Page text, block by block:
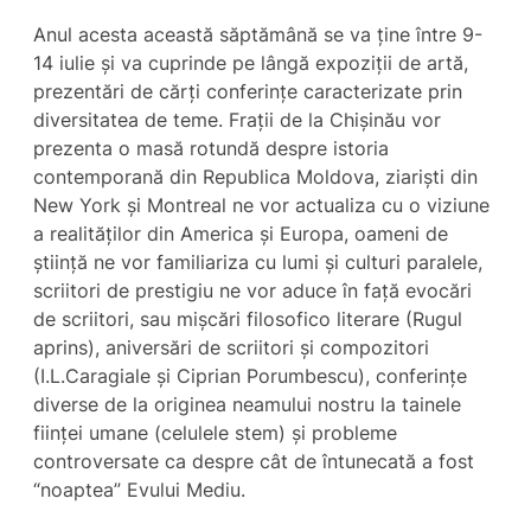
Anul acesta această săptămână se va ține între 9-
14 iulie și va cuprinde pe lângă expoziții de artă,
prezentări de cărți conferințe caracterizate prin
diversitatea de teme. Frații de la Chișinău vor
prezenta o masă rotundă despre istoria
contemporană din Republica Moldova, ziariști din
New York și Montreal ne vor actualiza cu o viziune
a realităților din America și Europa, oameni de
știință ne vor familiariza cu lumi și culturi paralele,
scriitori de prestigiu ne vor aduce în față evocări
de scriitori, sau mișcări filosofico literare (Rugul
aprins), aniversări de scriitori și compozitori
(I.L.Caragiale și Ciprian Porumbescu), conferințe
diverse de la originea neamului nostru la tainele
ființei umane (celulele stem) și probleme
controversate ca despre cât de întunecată a fost
“noaptea” Evului Mediu.